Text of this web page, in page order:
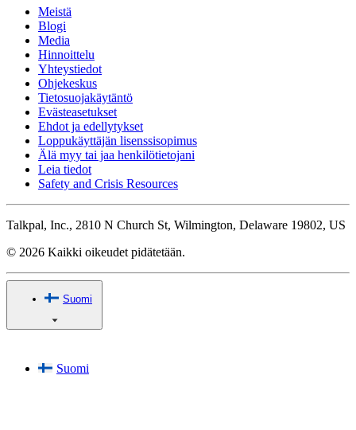
Meistä
Blogi
Media
Hinnoittelu
Yhteystiedot
Ohjekeskus
Tietosuojakäytäntö
Evästeasetukset
Ehdot ja edellytykset
Loppukäyttäjän lisenssisopimus
Älä myy tai jaa henkilötietojani
Leia tiedot
Safety and Crisis Resources
Talkpal, Inc., 2810 N Church St, Wilmington, Delaware 19802, US
© 2026 Kaikki oikeudet pidätetään.
Suomi
Suomi